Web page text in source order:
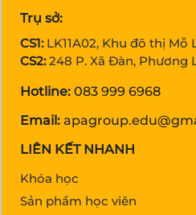
Trụ sở:
CS1: LK11A02, Khu đô thị Mỗ
CS2: 248 P. Xã Đàn, Phương
Hotline: 083 999 6968
Email:
LIÊN KẾT NHANH
Khóa học
Sản phẩm học viên